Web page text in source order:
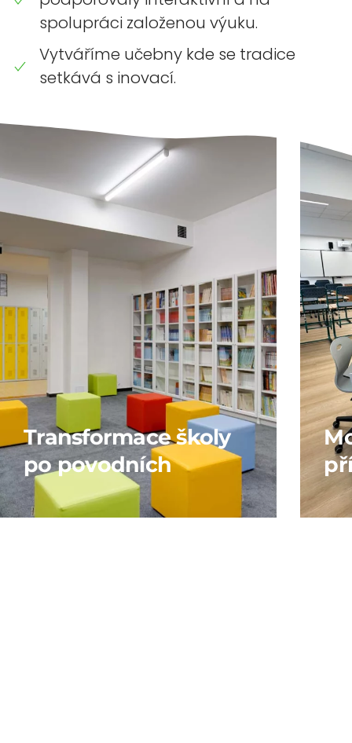
spolupráci založenou výuku.
Vytváříme učebny kde se tradice
setkává s inovací.
Transformace školy
po povodních